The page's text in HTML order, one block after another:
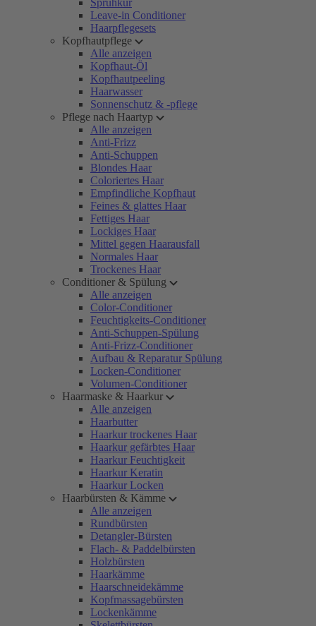
Sprühkur
Leave-in Conditioner
Haarpflegesets
Kopfhautpflege
Alle anzeigen
Kopfhaut-Öl
Kopfhautpeeling
Haarwasser
Sonnenschutz & -pflege
Pflege nach Haartyp
Alle anzeigen
Anti-Frizz
Anti-Schuppen
Blondes Haar
Coloriertes Haar
Empfindliche Kopfhaut
Feines & glattes Haar
Fettiges Haar
Lockiges Haar
Mittel gegen Haarausfall
Normales Haar
Trockenes Haar
Conditioner & Spülung
Alle anzeigen
Color-Conditioner
Feuchtigkeits-Conditioner
Anti-Schuppen-Spülung
Anti-Frizz-Conditioner
Aufbau & Reparatur Spülung
Locken-Conditioner
Volumen-Conditioner
Haarmaske & Haarkur
Alle anzeigen
Haarbutter
Haarkur trockenes Haar
Haarkur gefärbtes Haar
Haarkur Feuchtigkeit
Haarkur Keratin
Haarkur Locken
Haarbürsten & Kämme
Alle anzeigen
Rundbürsten
Detangler-Bürsten
Flach- & Paddelbürsten
Holzbürsten
Haarkämme
Haarschneidekämme
Kopfmassagebürsten
Lockenkämme